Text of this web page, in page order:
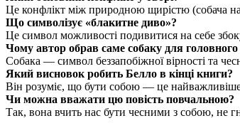
Це конфлікт між природною щирістю (собача
Що символізує «блакитне диво»?
Це символ можливості подивитися на себе
Чому автор обрав саме собаку для головного
Собака — символ беззапобіжної вірності та
Який висновок робить Белло в кінці книги?
Він розуміє, що бути собою — це
Чи можна вважати цю повість повчальною?
Так, вона вчить нас бути чесними з собою, не